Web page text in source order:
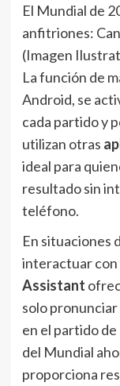
El Mundial de
anfitriones:
(Imagen
La función de
Android, se
cada partido y
utilizan otras
ideal para
resultado sin
teléfono.
En situaciones
interactuar con
Assistant
solo
en el partido de
del Mundial
proporciona